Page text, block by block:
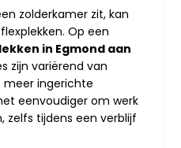
zolderkamer zit, kan
Op een
in Egmond aan
zijn variërend van
ingerichte
eenvoudiger om werk
zelfs tijdens een verblijf